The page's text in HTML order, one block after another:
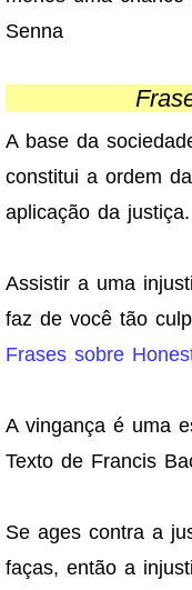
Senna
A base da
constitui a ordem
aplicação da
Assistir a uma
faz de você tão
Frases sobre
A vingança é uma
Texto de Francis
Se ages contra a
faças, então a